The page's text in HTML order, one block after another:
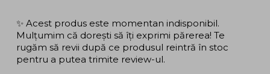
✨ Acest produs este momentan indisponibil.
Mulțumim că dorești să îți exprimi părerea! Te
rugăm să revii după ce produsul reintră în stoc
pentru a putea trimite review-ul.